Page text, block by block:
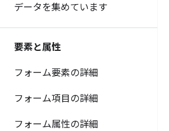
データを集めています
要素と属性
フォーム要素の詳細
フォーム項目の詳細
フォーム属性の詳細